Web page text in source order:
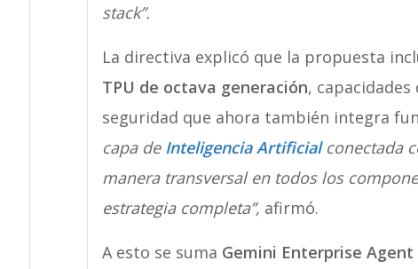
stack”.
La directiva explicó que la propuesta
TPU de octava generación,
seguridad que ahora también integra
capa de Inteligencia Artificialconectada
manera transversal en todos los
estrategia completa”, afirmó.
A esto se suma Gemini Enterprise